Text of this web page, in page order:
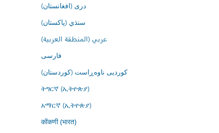
درى (افغانستان)
سنڌي (پاکستان)
عربي (المنطقة العربية)
فارسى
کوردیی ناوەڕاست (کوردستان)
ትግርኛ (ኢትዮጵያ)
አማርኛ (ኢትዮጵያ)
कोंकणी (भारत)